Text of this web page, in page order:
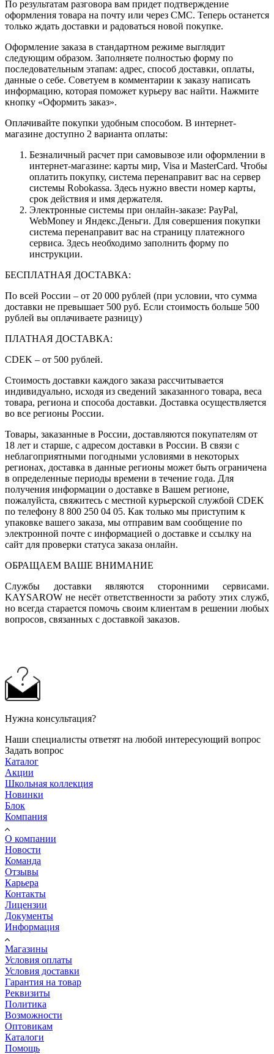
По результатам разговора вам придет подтверждение
оформления товара на почту или через СМС. Теперь останется
только ждать доставки и радоваться новой покупке.
Оформление заказа в стандартном режиме выглядит
следующим образом. Заполняете полностью форму по
последовательным этапам: адрес, способ доставки, оплаты,
данные о себе. Советуем в комментарии к заказу написать
информацию, которая поможет курьеру вас найти. Нажмите
кнопку «Оформить заказ».
Оплачивайте покупки удобным способом. В интернет-
магазине доступно 2 варианта оплаты:
Безналичный расчет при самовывозе или оформлении в
интернет-магазине: карты мир, Visa и MasterCard. Чтобы
оплатить покупку, система перенаправит вас на сервер
системы Robokassa. Здесь нужно ввести номер карты,
срок действия и имя держателя.
Электронные системы при онлайн-заказе: PayPal,
WebMoney и Яндекс.Деньги. Для совершения покупки
система перенаправит вас на страницу платежного
сервиса. Здесь необходимо заполнить форму по
инструкции.
БЕСПЛАТНАЯ ДОСТАВКА:
По всей России – от 20 000 рублей (при условии, что сумма
доставки не превышает 500 руб. Если стоимость больше 500
рублей вы оплачиваете разницу)
ПЛАТНАЯ ДОСТАВКА:
CDEK – от 500 рублей.
Стоимость доставки каждого заказа рассчитывается
индивидуально, исходя из сведений заказанного товара, веса
товара, региона и способа доставки. Доставка осуществляется
во все регионы России.
Товары, заказанные в России, доставляются покупателям от
18 лет и старше, с адресом доставки в России. В связи с
неблагоприятными погодными условиями в некоторых
регионах, доставка в данные регионы может быть ограничена
в определенные периоды времени в течение года. Для
получения информации о доставке в Вашем регионе,
пожалуйста, свяжитесь с местной курьерской службой CDEK
по телефону 8 800 250 04 05. Как только мы приступим к
упаковке вашего заказа, мы отправим вам сообщение по
электронной почте с информацией о доставке и ссылку на
сайт для проверки статуса заказа онлайн.
ОБРАЩАЕМ ВАШЕ ВНИМАНИЕ
Службы доставки являются сторонними сервисами.
KAYSAROW не несёт ответственности за работу этих служб,
но всегда старается помочь своим клиентам в решении любых
вопросов, связанных с доставкой заказов.
Нужна консультация?
Наши специалисты ответят на любой интересующий вопрос
Задать вопрос
Каталог
Акции
Школьная коллекция
Новинки
Блок
Компания
О компании
Новости
Команда
Отзывы
Карьера
Контакты
Лицензии
Документы
Информация
Магазины
Условия оплаты
Условия доставки
Гарантия на товар
Реквизиты
Политика
Возможности
Оптовикам
Каталоги
Помощь